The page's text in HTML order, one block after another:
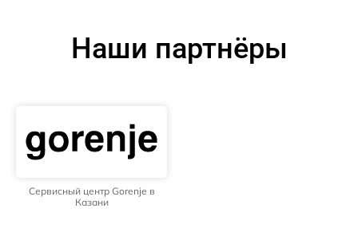
Наши партнёры
Сервисный центр Gorenje в
Казани